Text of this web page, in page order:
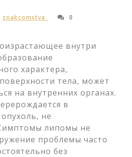
znakcomstva_
0
внутри
характера,
тела, может
на внутренних органах.
в
не
липомы не
проблемы часто
без